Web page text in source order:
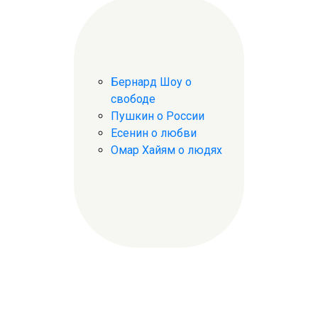
Бернард Шоу о
свободе
Пушкин о России
Есенин о любви
Омар Хайям о людях